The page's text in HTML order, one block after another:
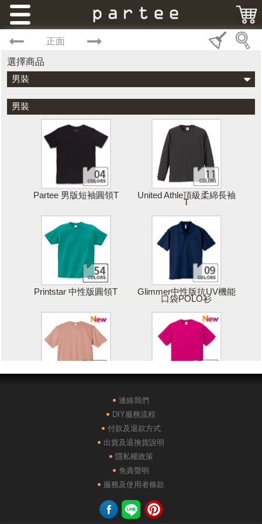
正面
選擇商品
男裝
男裝
Partee 男版短袖圓領T United Athle頂級柔綿長袖
T
Printstar 中性版圓領T Glimmer中性版抗UV機能
口袋POLO衫
POLONE1純棉短袖POLO AG28000落肩重磅精梳棉
連絡我們
DIY服務流程
付款及退款方式
出貨及退換貨說明
隱私權政策
免責聲明
服務及使用者條款